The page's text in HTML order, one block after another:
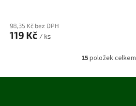
98,35 Kč bez DPH
119 Kč / ks
O
l
15položek celkem